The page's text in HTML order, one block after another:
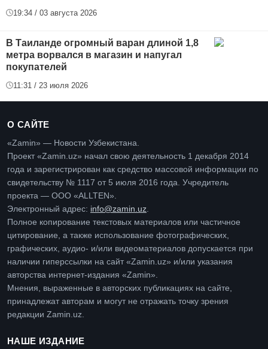
19:34 / 03 августа 2026
В Таиланде огромный варан длиной 1,8
метра ворвался в магазин и напугал
покупателей
11:31 / 23 июля 2026
О САЙТЕ
«Zamin» — Новости Узбекистана.
Проект «Zamin.uz» начал свою деятельность 1 декабря 2014
года и зарегистрирован как средство массовой информации по
свидетельству № 1117 от 5 июля 2016 года. Учредитель
проекта — ООО «ALLTEN».
Электронный адрес: info@zamin.uz
Полное копирование текстовых материалов или частичное
цитирование, а также использование фотографических,
графических, аудио- и/или видеоматериалов допускается при
наличии гиперссылки на сайт «Zamin.uz» и/или указания
авторства интернет-издания «Zamin».
Мнения, выраженные в авторских публикациях на сайте,
принадлежат авторам и могут не отражать точку зрения
редакции Zamin.uz.
НАШЕ ИЗДАНИЕ